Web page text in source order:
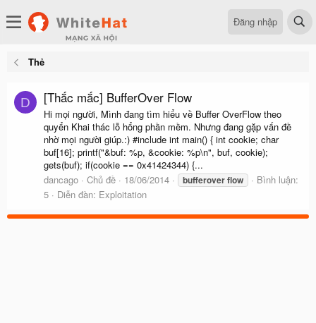
Đăng nhập
Thẻ
D [Thắc mắc] BufferOver Flow
Hi mọi người, Mình đang tìm hiểu về Buffer OverFlow theo
quyển Khai thác lỗ hổng phần mềm. Nhưng đang gặp vấn đề
nhờ mọi người giúp.:) #include int main() { int cookie; char
buf[16]; printf("&buf: %p, &cookie: %p\n", buf, cookie);
gets(buf); if(cookie == 0x41424344) {...
dancago
Chủ đề 18/06/2014 bufferoverflow
Bình luận:
5
Diễn đàn: Exploitation